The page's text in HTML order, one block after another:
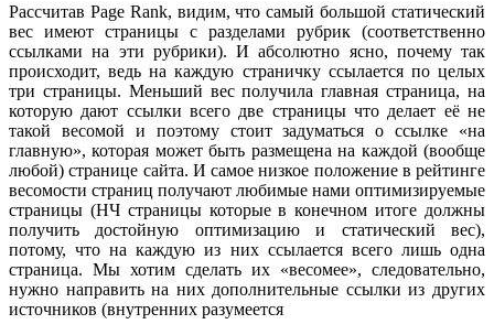
Рассчитав Page Rank, видим, что самый большой статический
вес имеют страницы с разделами рубрик (соответственно
ссылками на эти рубрики). И абсолютно ясно, почему так
происходит, ведь на каждую страничку ссылается по целых
три страницы. Меньший вес получила главная страница, на
которую дают ссылки всего две страницы что делает её не
такой весомой и поэтому стоит задуматься о ссылке «на
главную», которая может быть размещена на каждой (вообще
любой) странице сайта. И самое низкое положение в рейтинге
весомости страниц получают любимые нами оптимизируемые
страницы (НЧ страницы которые в конечном итоге должны
получить достойную оптимизацию и статический вес),
потому, что на каждую из них ссылается всего лишь одна
страница. Мы хотим сделать их «весомее», следовательно,
нужно направить на них дополнительные ссылки из других
источников (внутренних разумеется